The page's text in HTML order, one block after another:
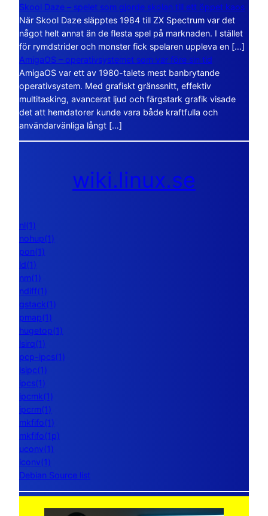
Skool Daze – spelet som gjorde skolan till ett öppet kaos
När Skool Daze släpptes 1984 till ZX Spectrum var det
något helt annat än de flesta spel på marknaden. I stället
för rymdstrider och monster fick spelaren uppleva en […]
AmigaOS – operativsystemet som var före sin tid
AmigaOS var ett av 1980-talets mest banbrytande
operativsystem. Med grafiskt gränssnitt, effektiv
multitasking, avancerat ljud och färgstark grafik visade
det att hemdatorer kunde vara både kraftfulla och
användarvänliga långt […]
wiki.linux.se
nl(1)
nohup(1)
pon(1)
ld(1)
nm(1)
ndiff(1)
gstack(1)
pmap(1)
hugetop(1)
lsirq(1)
pcp-ipcs(1)
lsipc(1)
ipcs(1)
ipcmk(1)
ipcrm(1)
mkfifo(1)
mkfifo(1p)
uconv(1)
iconv(1)
Debian Source list